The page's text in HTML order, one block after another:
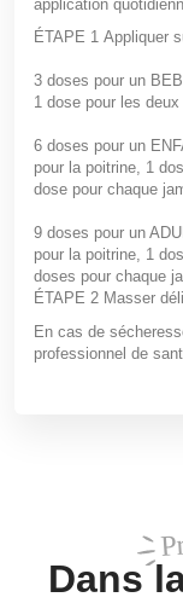
application
ÉTAPE 1 Appliquer
3 doses pour un
1 dose pour les
6 doses pour un
pour la poitrine, 1
dose pour chaque
9 doses pour un
pour la poitrine, 1
doses pour chaque
ÉTAPE 2 Masser
En cas de
professionnel de
Dans